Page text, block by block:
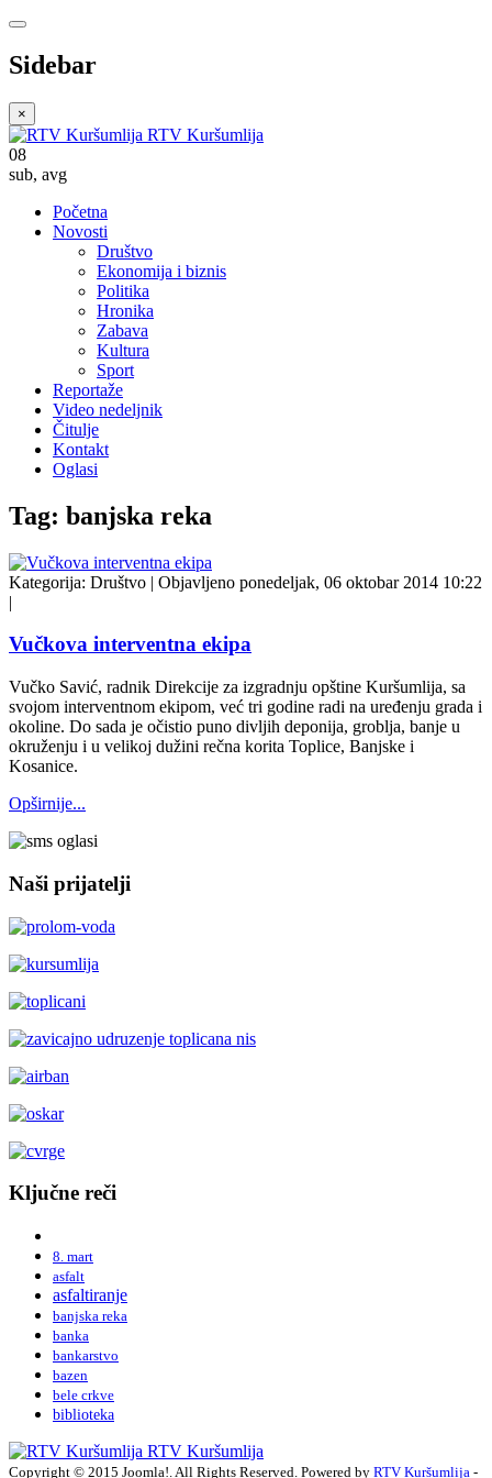
Sidebar
×
RTV Kuršumlija
08
sub, avg
Početna
Novosti
Društvo
Ekonomija i biznis
Politika
Hronika
Zabava
Kultura
Sport
Reportaže
Video nedeljnik
Čitulje
Kontakt
Oglasi
Tag: banjska reka
Kategorija: Društvo | Objavljeno ponedeljak, 06 oktobar 2014 10:22
|
Vučkova interventna ekipa
Vučko Savić, radnik Direkcije za izgradnju opštine Kuršumlija, sa
svojom interventnom ekipom, već tri godine radi na uređenju grada i
okoline. Do sada je očistio puno divljih deponija, groblja, banje u
okruženju i u velikoj dužini rečna korita Toplice, Banjske i
Kosanice.
Opširnije...
Naši prijatelji
Ključne reči
8. mart
asfalt
asfaltiranje
banjska reka
banka
bankarstvo
bazen
bele crkve
biblioteka
RTV Kuršumlija
Copyright © 2015 Joomla!. All Rights Reserved. Powered by RTV Kuršumlija -